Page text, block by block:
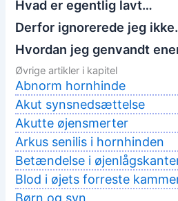
Hvad er egentlig lavt…
Derfor ignorerede jeg
Hvordan jeg genvandt
Øvrige artikler i kapitel
Abnorm hornhinde
Akut synsnedsættelse
Akutte øjensmerter
Arkus senilis i hornhinden
Betændelse i
Blod i øjets forreste
Børn og syn